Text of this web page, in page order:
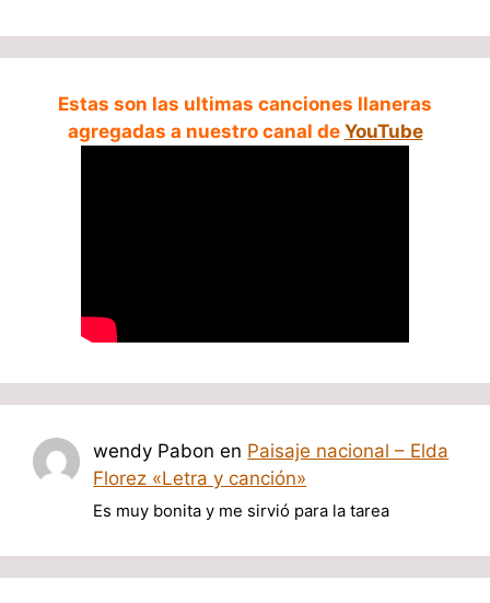
Estas son las ultimas canciones llaneras
agregadas a nuestro canal de YouTube
wendy Pabon en Paisaje nacional – Elda
Florez «Letra y canción»
Es muy bonita y me sirvió para la tarea